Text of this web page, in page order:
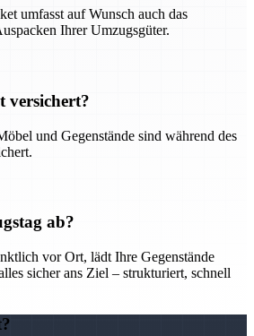
umfasst auf Wunsch auch das
Ihrer Umzugsgüter.
versichert?
und Gegenstände sind während des
ab?
vor Ort, lädt Ihre Gegenstände
sicher ans Ziel – strukturiert, schnell